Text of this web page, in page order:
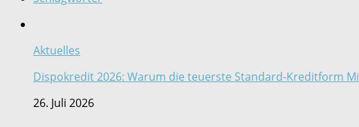
Aktuelles
Dispokredit 2026: Warum die teuerste Standard-Kreditform
26. Juli 2026